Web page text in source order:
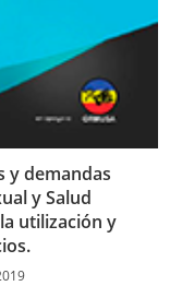
y demandas
y Salud
utilización y